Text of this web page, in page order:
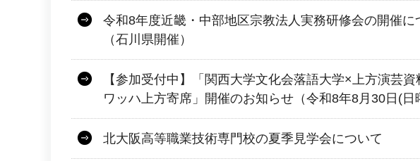
令和8年度近畿・中部地区宗教法人実務研修会の開催に
（石川県開催）
【参加受付中】「関西大学文化会落語大学×上方演芸
ワッハ上方寄席」開催のお知らせ（令和8年8月30日(日
北大阪高等職業技術専門校の夏季見学会について